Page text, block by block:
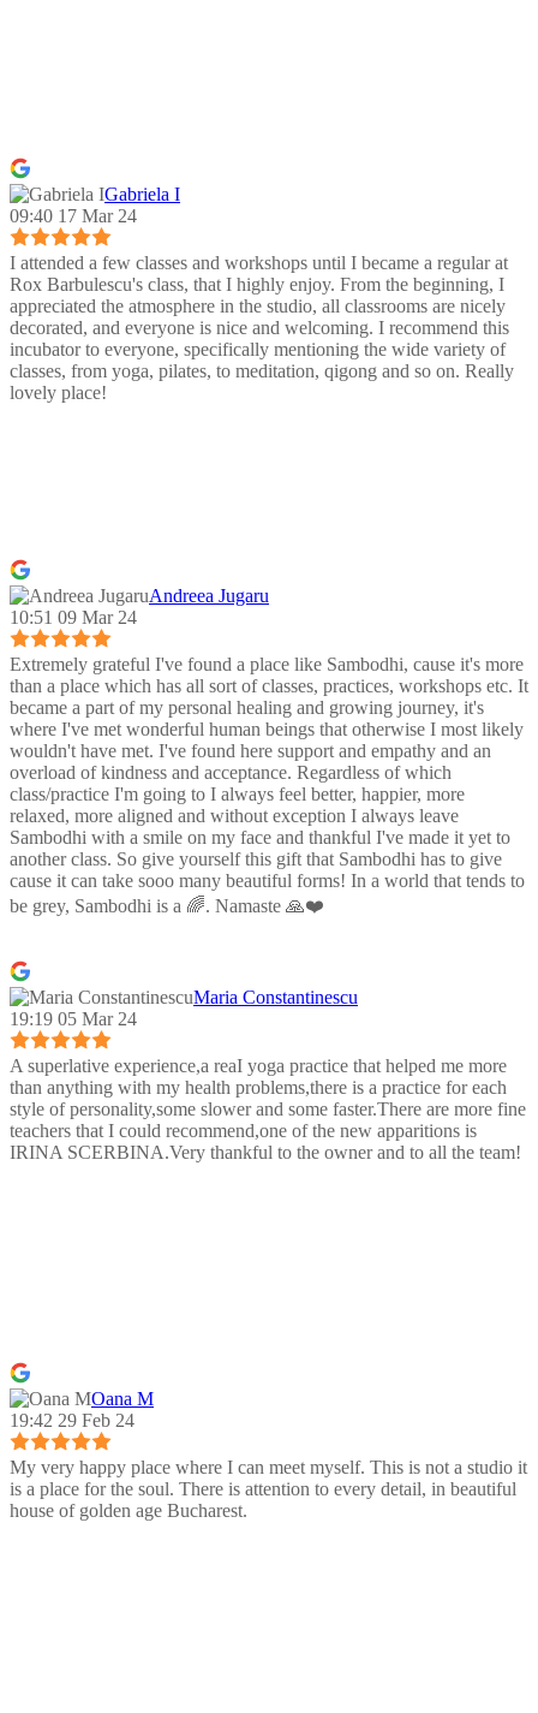
Gabriela I
09:40 17 Mar 24
I attended a few classes and workshops until I became a regular at
Rox Barbulescu's class, that I highly enjoy. From the beginning, I
appreciated the atmosphere in the studio, all classrooms are nicely
decorated, and everyone is nice and welcoming. I recommend this
incubator to everyone, specifically mentioning the wide variety of
classes, from yoga, pilates, to meditation, qigong and so on. Really
lovely place!
Andreea Jugaru
10:51 09 Mar 24
Extremely grateful I've found a place like Sambodhi, cause it's more
than a place which has all sort of classes, practices, workshops etc. It
became a part of my personal healing and growing journey, it's
where I've met wonderful human beings that otherwise I most likely
wouldn't have met. I've found here support and empathy and an
overload of kindness and acceptance. Regardless of which
class/practice I'm going to I always feel better, happier, more
relaxed, more aligned and without exception I always leave
Sambodhi with a smile on my face and thankful I've made it yet to
another class. So give yourself this gift that Sambodhi has to give
cause it can take sooo many beautiful forms! In a world that tends to
be grey, Sambodhi is a 🌈. Namaste 🙏❤️
Maria Constantinescu
19:19 05 Mar 24
A superlative experience,a reaI yoga practice that helped me more
than anything with my health problems,there is a practice for each
style of personality,some slower and some faster.There are more fine
teachers that I could recommend,one of the new apparitions is
IRINA SCERBINA.Very thankful to the owner and to all the team!
Oana M
19:42 29 Feb 24
My very happy place where I can meet myself. This is not a studio it
is a place for the soul. There is attention to every detail, in beautiful
house of golden age Bucharest.